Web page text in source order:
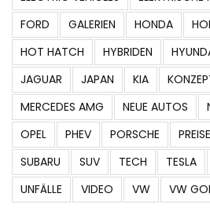
FORD
GALERIEN HONDA
HOT HATCH
HYBRIDEN
JAGUAR
JAPAN KIA
MERCEDES AMG
NEUE AUTOS
OPEL
PHEV PORSCHE PREISE
SUBARU
SUV TECH TESLA
UNFÄLLE
VIDEO VW VW